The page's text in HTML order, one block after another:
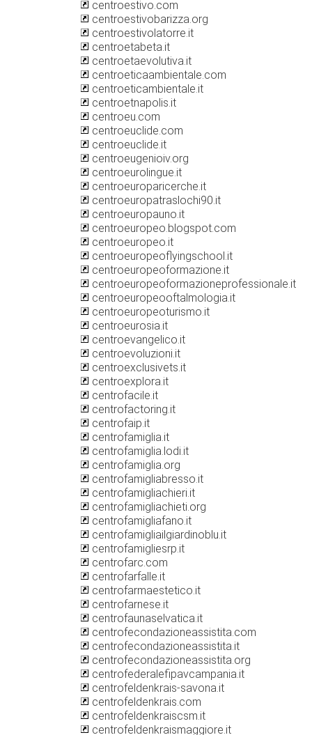
centroestivo.com
centroestivobarizza.org
centroestivolatorre.it
centroetabeta.it
centroetaevolutiva.it
centroeticaambientale.com
centroeticambientale.it
centroetnapolis.it
centroeu.com
centroeuclide.com
centroeuclide.it
centroeugenioiv.org
centroeurolingue.it
centroeuroparicerche.it
centroeuropatraslochi90.it
centroeuropauno.it
centroeuropeo.blogspot.com
centroeuropeo.it
centroeuropeoflyingschool.it
centroeuropeoformazione.it
centroeuropeoformazioneprofessionale.it
centroeuropeooftalmologia.it
centroeuropeoturismo.it
centroeurosia.it
centroevangelico.it
centroevoluzioni.it
centroexclusivets.it
centroexplora.it
centrofacile.it
centrofactoring.it
centrofaip.it
centrofamiglia.it
centrofamiglia.lodi.it
centrofamiglia.org
centrofamigliabresso.it
centrofamigliachieri.it
centrofamigliachieti.org
centrofamigliafano.it
centrofamigliailgiardinoblu.it
centrofamigliesrp.it
centrofarc.com
centrofarfalle.it
centrofarmaestetico.it
centrofarnese.it
centrofaunaselvatica.it
centrofecondazioneassistita.com
centrofecondazioneassistita.it
centrofecondazioneassistita.org
centrofederalefipavcampania.it
centrofeldenkrais-savona.it
centrofeldenkrais.com
centrofeldenkraiscsm.it
centrofeldenkraismaggiore.it